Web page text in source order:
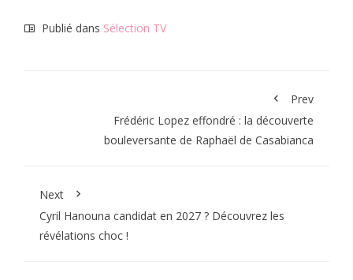
Publié dans Sélection TV
Prev
Frédéric Lopez effondré : la découverte
bouleversante de Raphaël de Casabianca
Next
Cyril Hanouna candidat en 2027 ? Découvrez les
révélations choc !